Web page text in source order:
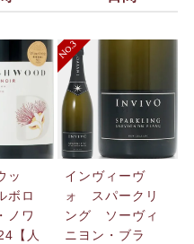
ッ
ボロ
ノワ
【人
インヴィーヴ
ォ スパークリ
ング ソーヴィ
ニヨン・ブラ